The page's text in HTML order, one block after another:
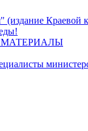
(издание Краевой